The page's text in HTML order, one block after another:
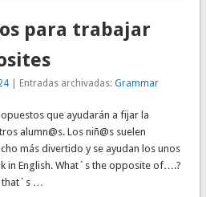
para trabajar
| Entradas archivadas:Grammar
que ayudarán a fijar la
alumn@s. Los niñ@s suelen
más divertido y se ayudan los unos
in English. What´s the opposite of….?
that´s …